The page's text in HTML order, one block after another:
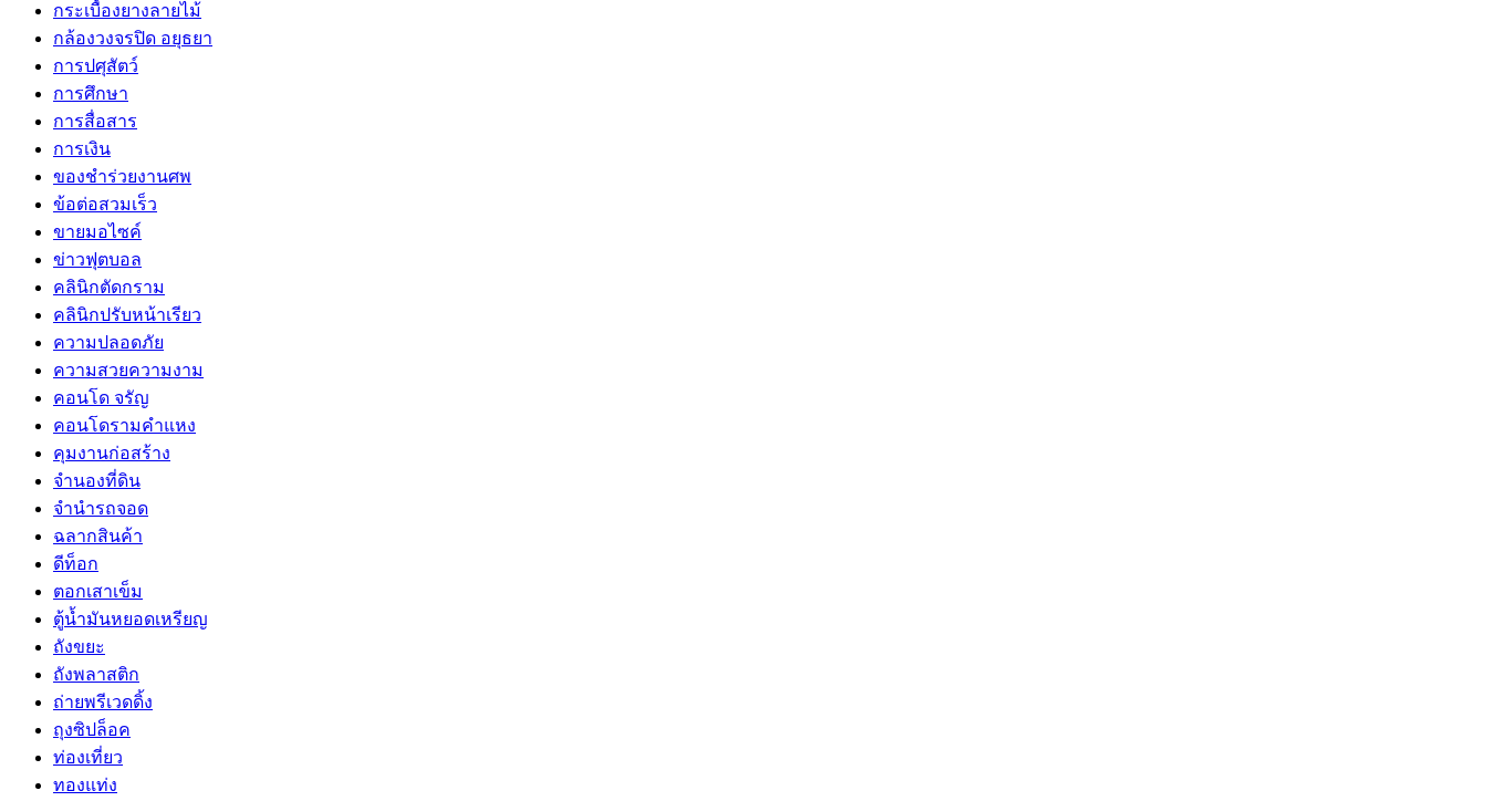
กระเบื้องยางลายไม้
กล้องวงจรปิด อยุธยา
การปศุสัตว์
การศึกษา
การสื่อสาร
การเงิน
ของชำร่วยงานศพ
ข้อต่อสวมเร็ว
ขายมอไซค์
ข่าวฟุตบอล
คลินิกตัดกราม
คลินิกปรับหน้าเรียว
ความปลอดภัย
ความสวยความงาม
คอนโด จรัญ
คอนโดรามคำแหง
คุมงานก่อสร้าง
จำนองที่ดิน
จำนำรถจอด
ฉลากสินค้า
ดีท็อก
ตอกเสาเข็ม
ตู้น้ำมันหยอดเหรียญ
ถังขยะ
ถังพลาสติก
ถ่ายพรีเวดดิ้ง
ถุงซิปล็อค
ท่องเที่ยว
ทองแท่ง